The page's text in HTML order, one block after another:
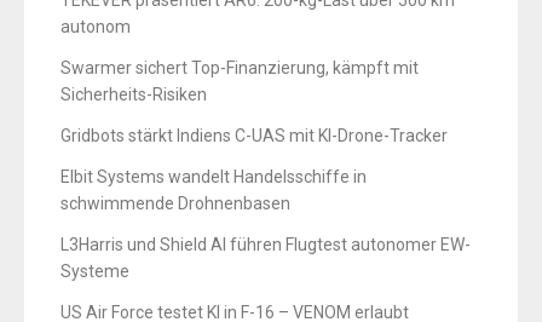
autonom
Swarmer sichert Top-Finanzierung, kämpft mit
Sicherheits-Risiken
Gridbots stärkt Indiens C-UAS mit KI-Drone-Tracker
Elbit Systems wandelt Handelsschiffe in
schwimmende Drohnenbasen
L3Harris und Shield AI führen Flugtest autonomer EW-
Systeme
US Air Force testet KI in F-16 – VENOM erlaubt